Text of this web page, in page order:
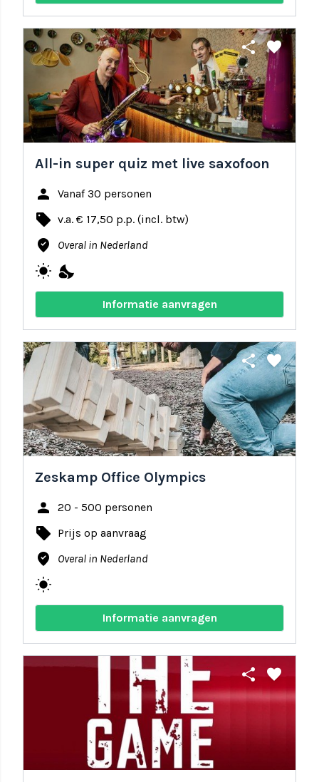
share favorite
All-in super quiz met live saxofoon
person Vanaf 30 personen
local_offer v.a. € 17,50 p.p. (incl. btw)
where_to_vote Overal in Nederland
wb_sunny nights_stay
Informatie aanvragen
share favorite
Zeskamp Office Olympics
person 20 - 500 personen
local_offer Prijs op aanvraag
where_to_vote Overal in Nederland
wb_sunny
Informatie aanvragen
share favorite